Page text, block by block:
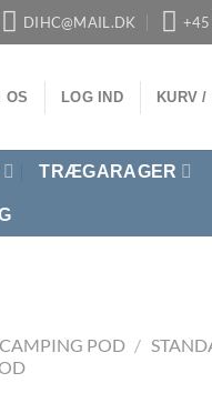
DIHC@MAIL.DK
OS LOG IND KURV /
TRÆGARAGER
CAMPING POD /